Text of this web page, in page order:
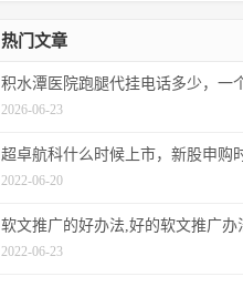
热门文章
积水潭医院跑腿代挂电话多少，一
2026-06-23
超卓航科什么时候上市，新股申购
2022-06-20
软文推广的好办法,好的软文推广办
2022-06-23